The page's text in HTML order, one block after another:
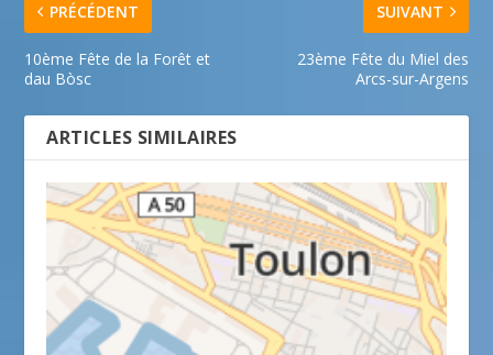
PRÉCÉDENT
10ème Fête de la Forêt et
dau Bòsc
SUIVANT
23ème Fête du Miel des
Arcs-sur-Argens
ARTICLES SIMILAIRES